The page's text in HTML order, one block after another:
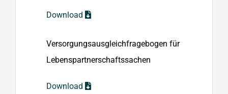
Download
Versorgungsausgleichfragebogen für
Lebenspartnerschaftssachen
Download